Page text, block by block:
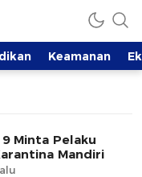
Keamanan
Minta Pelaku
Mandiri